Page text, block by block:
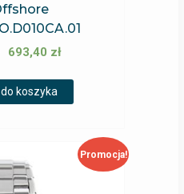
693,40 zł
do koszyka
Promocja!